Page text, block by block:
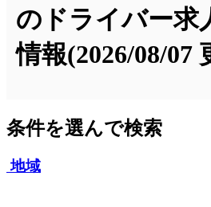
のドライバー求
情報(2026/08/07
条件を選んで検索
地域